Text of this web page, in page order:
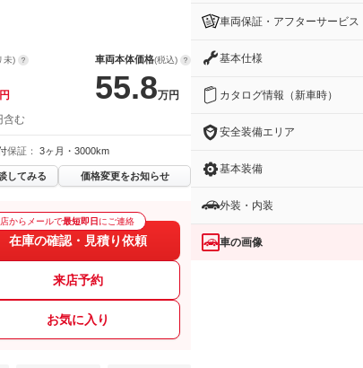
未) 車両本体価格(税込)
55.8万円
含む
保証： 3ヶ月・3000km
してみる 価格変更をお知らせ
からメールで最短即日 にご連絡
在庫の確認・見積り依頼
来店予約
お気に入り
車両保証・アフターサービス
基本仕様
カタログ情報（新車時）
安全装備エリア
基本装備
外装・内装
車の画像